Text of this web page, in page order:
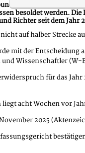
und tarifunion
besoldet werden.
Richter seit dem
auf halber Strecke
mit der Entscheidung
Wissenschaftler
für das
acht Wochen vor
2025